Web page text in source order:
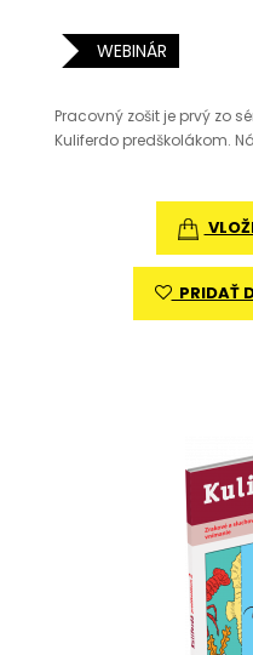
WEBINÁR
Pracovný zošit je prvý zo
Kuliferdo predškolákom.
PRIDAŤ